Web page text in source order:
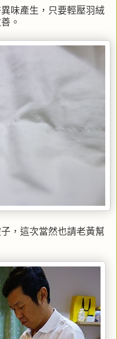
味產生，只要輕壓羽絨
。
，這次當然也請老黃幫